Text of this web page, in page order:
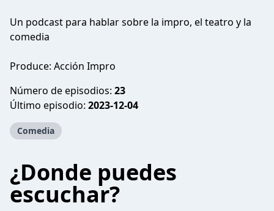
Un podcast para hablar sobre la impro, el teatro y la
comedia
Produce: Acción Impro
Número de episodios: 23
Último episodio: 2023-12-04
Comedia
¿Donde puedes
escuchar?